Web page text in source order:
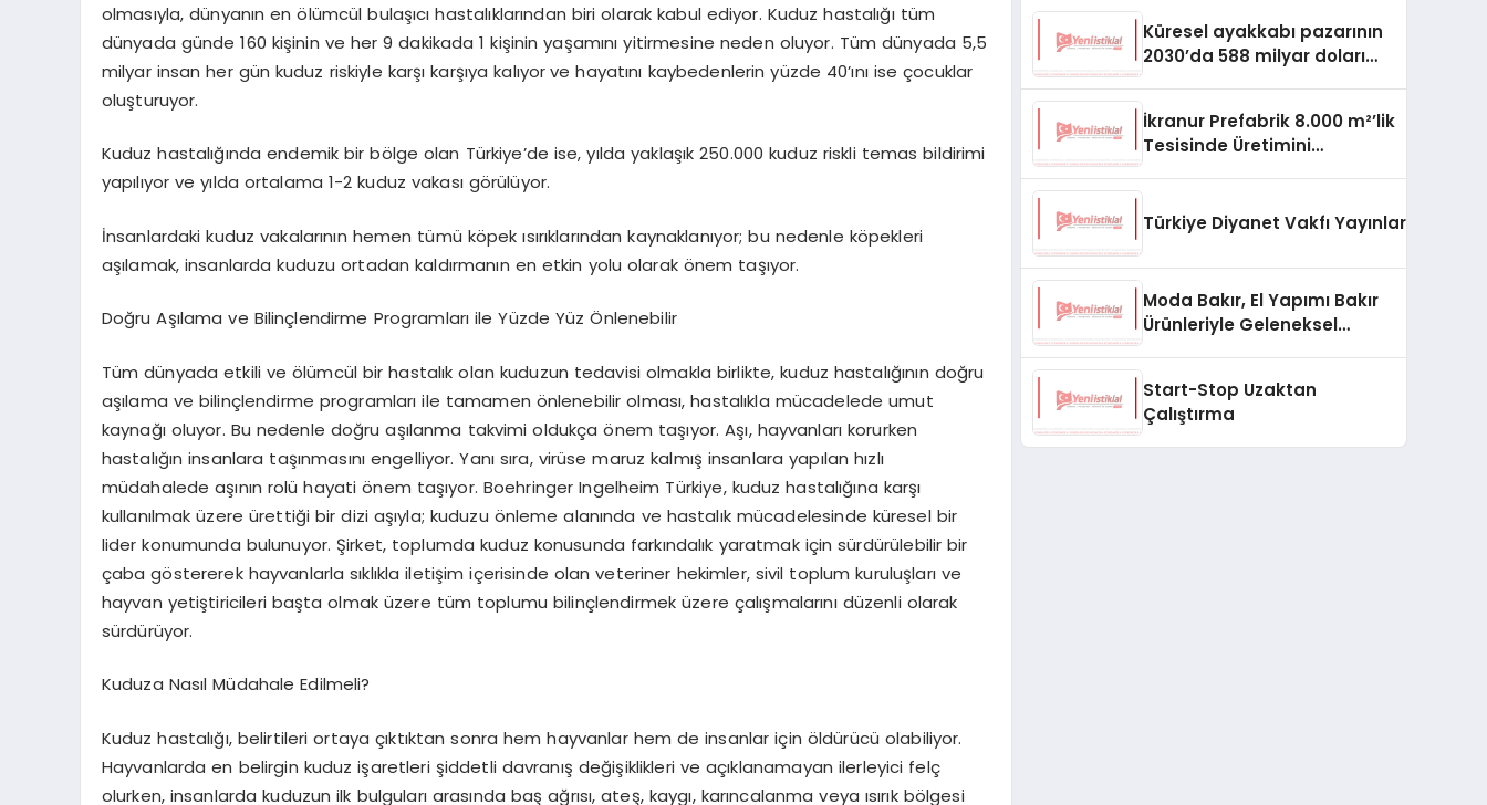
olmasıyla, dünyanın en ölümcül bulaşıcı hastalıklarından biri olarak kabul ediyor. Kuduz hastalığı tüm
dünyada günde 160 kişinin ve her 9 dakikada 1 kişinin yaşamını yitirmesine neden oluyor. Tüm dünyada 5,5
milyar insan her gün kuduz riskiyle karşı karşıya kalıyor ve hayatını kaybedenlerin yüzde 40’ını ise çocuklar
oluşturuyor.
Kuduz hastalığında endemik bir bölge olan Türkiye’de ise, yılda yaklaşık 250.000 kuduz riskli temas bildirimi
yapılıyor ve yılda ortalama 1-2 kuduz vakası görülüyor.
İnsanlardaki kuduz vakalarının hemen tümü köpek ısırıklarından kaynaklanıyor; bu nedenle köpekleri
aşılamak, insanlarda kuduzu ortadan kaldırmanın en etkin yolu olarak önem taşıyor.
Doğru Aşılama ve Bilinçlendirme Programları ile Yüzde Yüz Önlenebilir
Tüm dünyada etkili ve ölümcül bir hastalık olan kuduzun tedavisi olmakla birlikte, kuduz hastalığının doğru
aşılama ve bilinçlendirme programları ile tamamen önlenebilir olması, hastalıkla mücadelede umut
kaynağı oluyor. Bu nedenle doğru aşılanma takvimi oldukça önem taşıyor. Aşı, hayvanları korurken
hastalığın insanlara taşınmasını engelliyor. Yanı sıra, virüse maruz kalmış insanlara yapılan hızlı
müdahalede aşının rolü hayati önem taşıyor. Boehringer Ingelheim Türkiye, kuduz hastalığına karşı
kullanılmak üzere ürettiği bir dizi aşıyla; kuduzu önleme alanında ve hastalık mücadelesinde küresel bir
lider konumunda bulunuyor. Şirket, toplumda kuduz konusunda farkındalık yaratmak için sürdürülebilir bir
çaba göstererek hayvanlarla sıklıkla iletişim içerisinde olan veteriner hekimler, sivil toplum kuruluşları ve
hayvan yetiştiricileri başta olmak üzere tüm toplumu bilinçlendirmek üzere çalışmalarını düzenli olarak
sürdürüyor.
Kuduza Nasıl Müdahale Edilmeli?
Kuduz hastalığı, belirtileri ortaya çıktıktan sonra hem hayvanlar hem de insanlar için öldürücü olabiliyor.
Hayvanlarda en belirgin kuduz işaretleri şiddetli davranış değişiklikleri ve açıklanamayan ilerleyici felç
olurken, insanlarda kuduzun ilk bulguları arasında baş ağrısı, ateş, kaygı, karıncalanma veya ısırık bölgesi
Küresel ayakkabı pazarının
2030’da 588 milyar doları
İkranur Prefabrik 8.000 m²’lik
Tesisinde Üretimini
Türkiye Diyanet Vakfı Yayınları, Yeni
Moda Bakır, El Yapımı Bakır
Ürünleriyle Geleneksel
Start-Stop Uzaktan
Çalıştırma